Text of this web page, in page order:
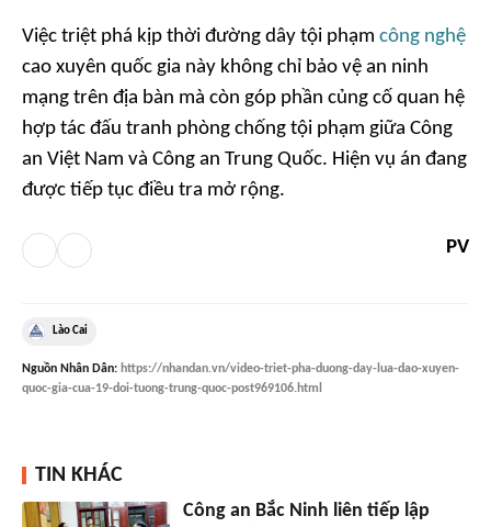
Việc triệt phá kịp thời đường dây tội phạm công nghệ
cao xuyên quốc gia này không chỉ bảo vệ an ninh
mạng trên địa bàn mà còn góp phần củng cố quan hệ
hợp tác đấu tranh phòng chống tội phạm giữa Công
an Việt Nam và Công an Trung Quốc. Hiện vụ án đang
được tiếp tục điều tra mở rộng.
PV
Lào Cai
Nguồn Nhân Dân: https://nhandan.vn/video-triet-pha-duong-day-lua-dao-xuyen-
quoc-gia-cua-19-doi-tuong-trung-quoc-post969106.html
TIN KHÁC
Công an Bắc Ninh liên tiếp lập